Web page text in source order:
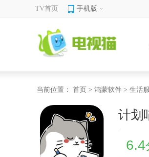
TV首页 手机版
当前位置： 首页 > 鸿蒙软件 > 生活
计划
6.4